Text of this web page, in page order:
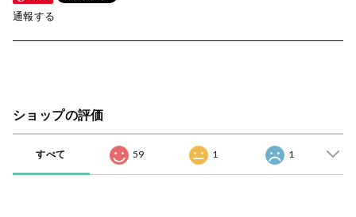
通報する
ショップの評価
すべて 59 1 1